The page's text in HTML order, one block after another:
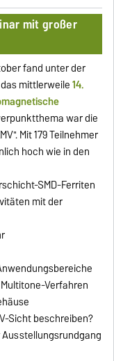
mit großer
fand unter der
mittlerweile14.
war die
Mit 179 Teilnehmer
hoch wie in den
SMD-Ferriten
mit der
Verfahren
Sicht beschreiben?